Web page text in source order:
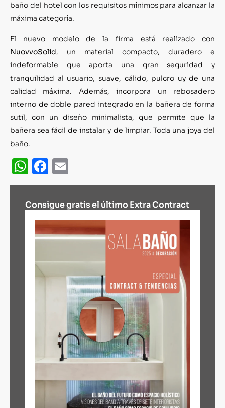
baño del hotel con los requisitos mínimos para alcanzar la
máxima categoría.
El nuevo modelo de la firma está realizado con
NuovvoSolid, un material compacto, duradero e
indeformable que aporta una gran seguridad y
tranquilidad al usuario, suave, cálido, pulcro uy de una
calidad máxima. Además, incorpora un rebosadero
interno de doble pared integrado en la bañera de forma
sutil, con un diseño minimalista, que permite que la
bañera sea fácil de instalar y de limpiar. Toda una joya del
baño.
WhatsApp
Facebook
Consigue gratis el último Extra Contract